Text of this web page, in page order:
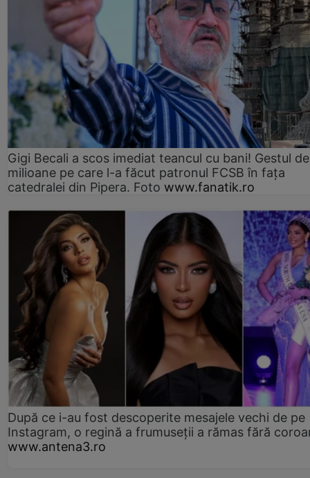
Gigi Becali a scos imediat teancul cu bani! Gestul de
milioane pe care l-a făcut patronul FCSB în fața
catedralei din Pipera. Foto www.fanatik.ro
După ce i-au fost descoperite mesajele vechi de pe
Instagram, o regină a frumuseții a rămas fără
www.antena3.ro